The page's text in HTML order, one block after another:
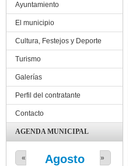
Ayuntamiento
El municipio
Cultura, Festejos y Deporte
Turismo
Galerías
Perfil del contratante
Contacto
AGENDA MUNICIPAL
Agosto
« »